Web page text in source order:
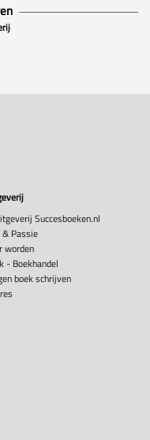
Succesboeken.nl
Passie
worden
- Boekhandel
boek schrijven